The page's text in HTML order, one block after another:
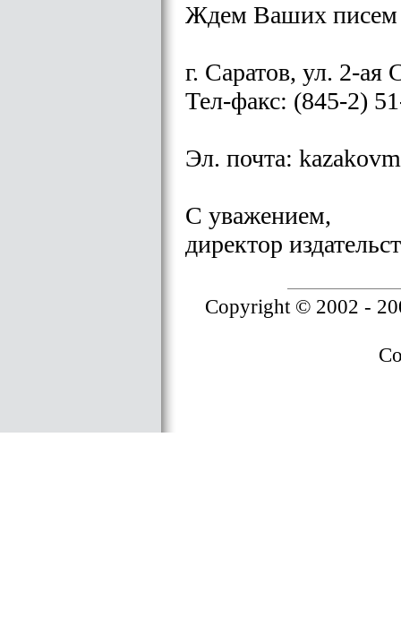
Ждем Ваших писем
г. Саратов, ул. 2-ая
Тел-факс: (845-2)
Эл. почта:
С уважением,
директор
Copyright © 2002 -